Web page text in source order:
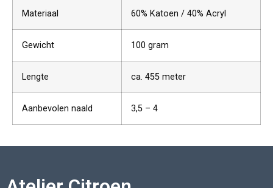
Materiaal 60% Katoen / 40% Acryl
Gewicht 100 gram
Lengte ca. 455 meter
Aanbevolen naald 3,5 – 4